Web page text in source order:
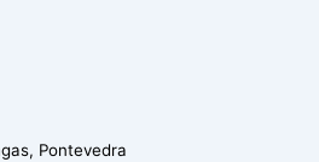
Pontevedra